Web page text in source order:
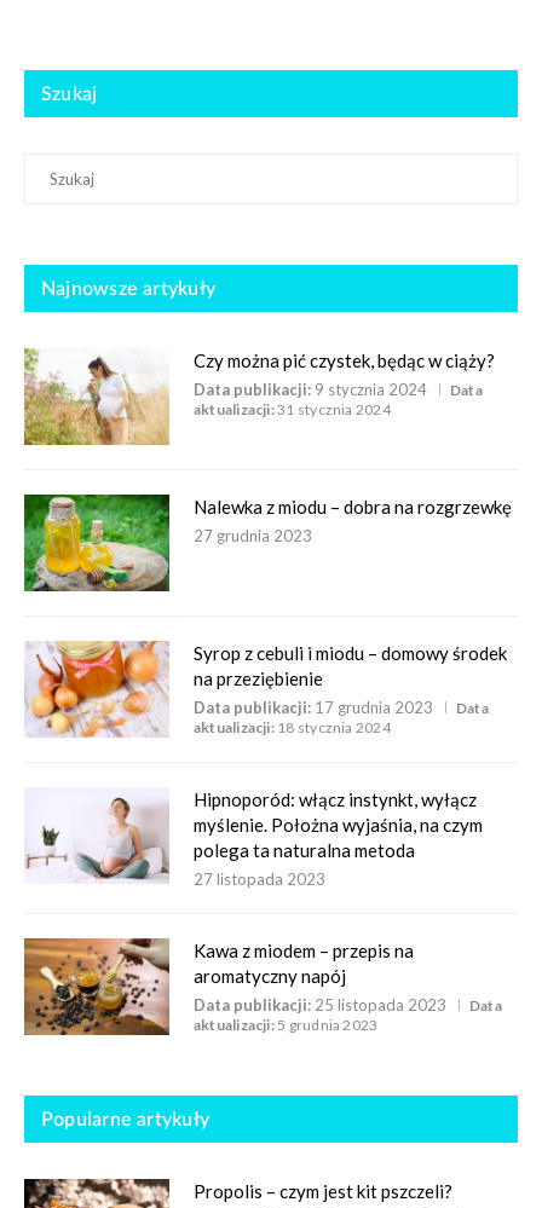
Szukaj
Najnowsze artykuły
Czy można pić czystek, będąc w ciąży?
Data publikacji: 9 stycznia 2024
Data
aktualizacji:31 stycznia 2024
Nalewka z miodu – dobra na rozgrzewkę
27 grudnia 2023
Syrop z cebuli i miodu – domowy środek
na przeziębienie
Data publikacji: 17 grudnia 2023
Data
aktualizacji: 18 stycznia 2024
Hipnoporód: włącz instynkt, wyłącz
myślenie. Położna wyjaśnia, na czym
polega ta naturalna metoda
27 listopada 2023
Kawa z miodem – przepis na
aromatyczny napój
Data publikacji: 25 listopada 2023
Data
aktualizacji: 5 grudnia 2023
Popularne artykuły
Propolis – czym jest kit pszczeli?